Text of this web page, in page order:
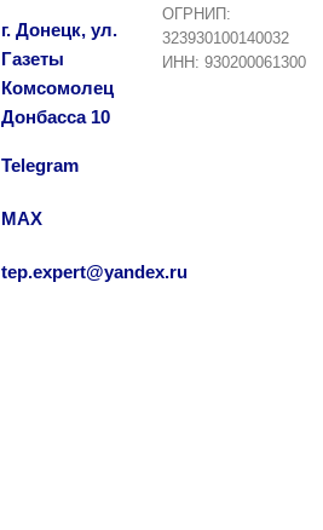
г. Донецк, ул.
Газеты
Комсомолец
Донбасса 10
Telegram
MAX
tep.expert@yandex.ru
ОГРНИП:
323930100140032
ИНН: 930200061300